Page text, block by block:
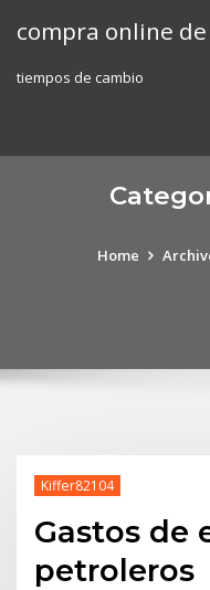
compra online
tiempos de cambio
Home
Kiffer82104
Gastos de
petroleros